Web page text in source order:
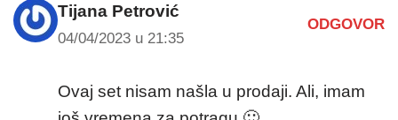
Tijana Petrović
04/04/2023 u 21:35
ODGOVOR
Ovaj set nisam našla u prodaji. Ali, imam